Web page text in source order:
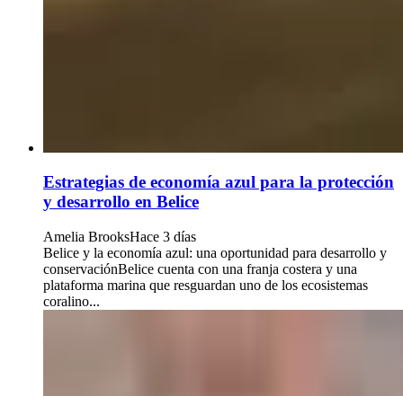
Estrategias de economía azul para la protección
y desarrollo en Belice
Amelia BrooksHace 3 días
Belice y la economía azul: una oportunidad para desarrollo y
conservaciónBelice cuenta con una franja costera y una
plataforma marina que resguardan uno de los ecosistemas
coralino...